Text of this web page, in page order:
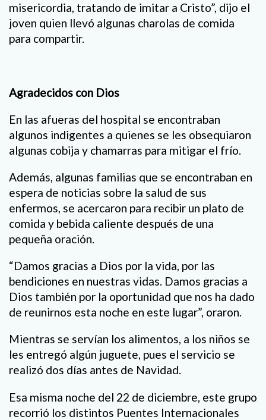
misericordia, tratando de imitar a Cristo”, dijo el
joven quien llevó algunas charolas de comida
para compartir.
Agradecidos con Dios
En las afueras del hospital se encontraban
algunos indigentes a quienes se les obsequiaron
algunas cobija y chamarras para mitigar el frío.
Además, algunas familias que se encontraban en
espera de noticias sobre la salud de sus
enfermos, se acercaron para recibir un plato de
comida y bebida caliente después de una
pequeña oración.
“Damos gracias a Dios por la vida, por las
bendiciones en nuestras vidas. Damos gracias a
Dios también por la oportunidad que nos ha dado
de reunirnos esta noche en este lugar”, oraron.
Mientras se servían los alimentos, a los niños se
les entregó algún juguete, pues el servicio se
realizó dos días antes de Navidad.
Esa misma noche del 22 de diciembre, este grupo
recorrió los distintos Puentes Internacionales